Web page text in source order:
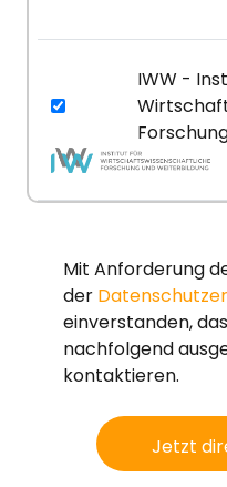
IWW -
Mit Anforderung
der
einverstanden,
nachfolgend
kontaktieren.
Jetzt